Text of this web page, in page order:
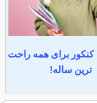
کنکور برای همه راحت
ترین ساله!